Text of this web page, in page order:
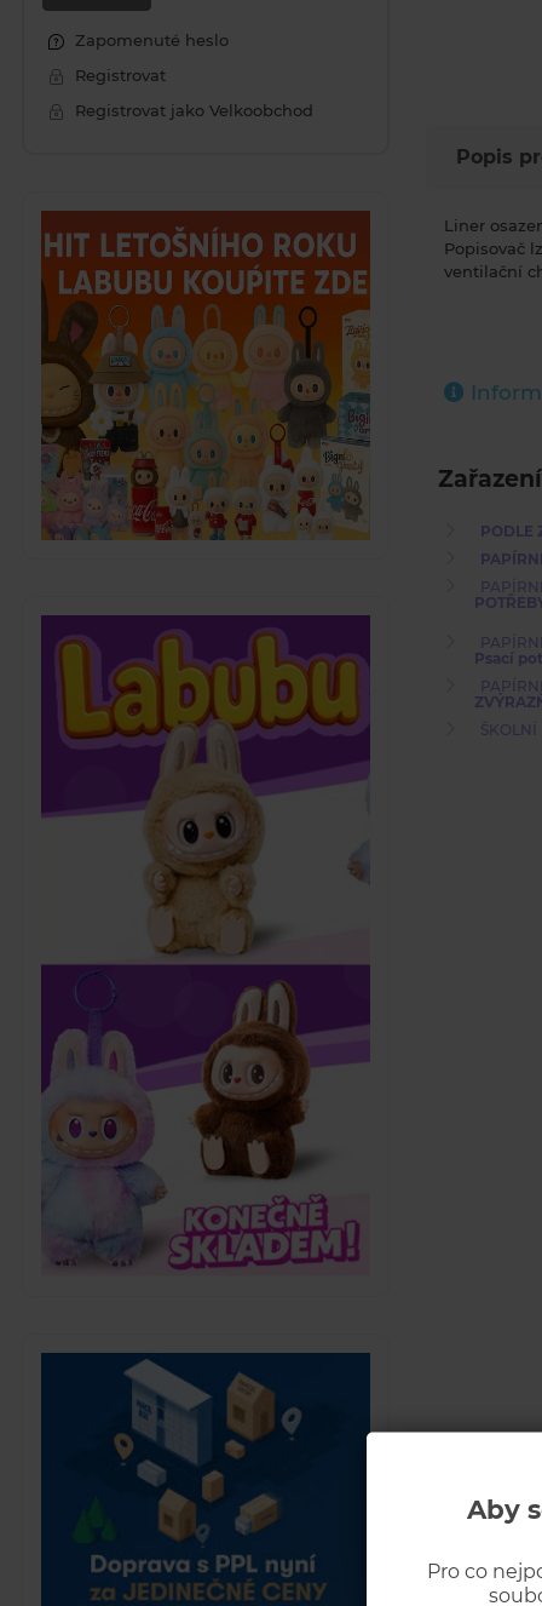
Aby
Pro co
Popis
Liner
Popisovač
ventilační
Zařazení
PODLE
Psací
ŠKOLNÍ
Zapomenuté heslo
Registrovat
Registrovat jako Velkoobchod